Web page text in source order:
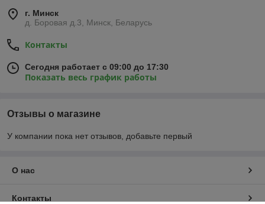
г. Минск
д. Боровая д.3, Минск, Беларусь
Контакты
Сегодня работает с 09:00 до 17:30
Показать весь график работы
Отзывы о магазине
У компании пока нет отзывов, добавьте первый
О нас
Контакты